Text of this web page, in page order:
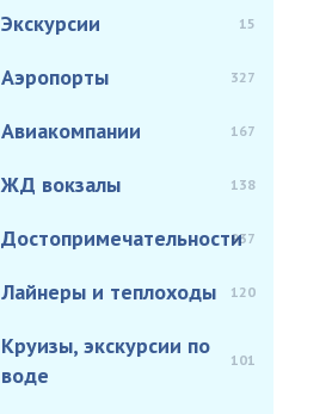
Экскурсии 15
Аэропорты 327
Авиакомпании 167
ЖД вокзалы 138
Достопримечательности937
Лайнеры и теплоходы 120
Круизы, экскурсии по
воде
101